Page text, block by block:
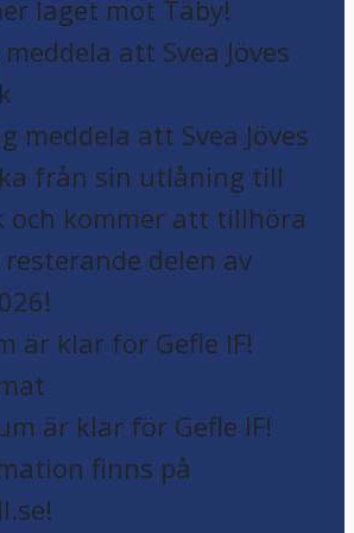
att Svea Jöves
är klar för Gefle IF!